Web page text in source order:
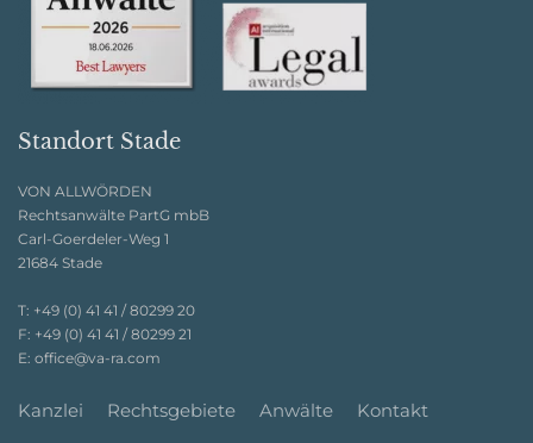
Standort Stade
VON ALLWÖRDEN
Rechtsanwälte PartG mbB
Carl-Goerdeler-Weg 1
21684 Stade
T: +49 (0) 41 41 / 80299 20
F: +49 (0) 41 41 / 80299 21
E: office@va-ra.com
Kanzlei Rechtsgebiete Anwälte
Kontakt